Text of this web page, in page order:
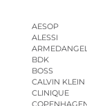
AESOP
ALESSI
BDK
BOSS
CALVIN KLEIN
CLINIQUE